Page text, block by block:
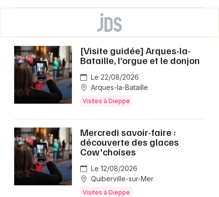
[Visite guidée] Arques-la-
Bataille, l’orgue et le donjon
Le 22/08/2026
Arques-la-Bataille
Visites à Dieppe
Mercredi savoir-faire :
découverte des glaces
Cow'choises
Le 12/08/2026
Quiberville-sur-Mer
Visites à Dieppe